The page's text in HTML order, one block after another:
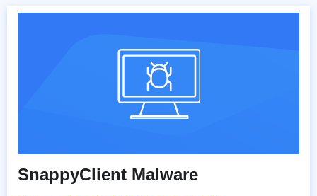
SnappyClient Malware